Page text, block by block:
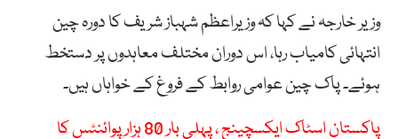
وزیر خارجہ نے کہا کہ وزیراعظم شہباز شریف کا دورہ چین
انتہائی کامیاب رہا، اس دوران مختلف معاہدوں پر دستخط
ہوئے۔ پاک چین عوامی روابط کے فروغ کے خواہاں ہیں۔
پاکستان اسٹاک ایکسچینج ، پہلی بار 80 ہزار پوائنٹس کا